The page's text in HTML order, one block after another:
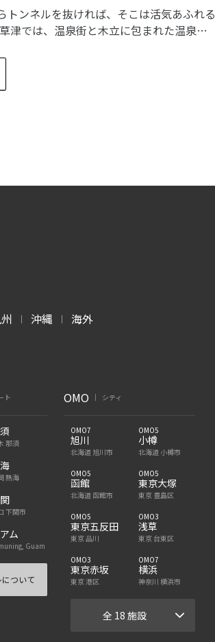
トンネルを抜ければ、そこは活気あふれる
津では、温泉街と木立に包まれた温泉
| 沖縄 | 海外
ト
那須
熱海
下関市
ム
Guam
について
OMO シティ
OMO7
旭川
北海道 旭川市
OMO5
小樽
北海道 小樽市
OMO5
函館
北海道 函館市
OMO5
東京大塚
東京 豊島区
OMO5
東京五反田
東京 品川
OMO3
浅草
東京 台東区
OMO3
東京赤坂
東京 港区
OMO7
横浜
神奈川 横浜市
全 18 施設